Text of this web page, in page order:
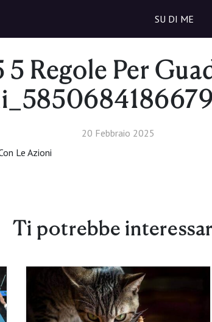
SU DI ME
Regole Per
20 Febbraio 2025
Le Azioni
Ti potrebbe